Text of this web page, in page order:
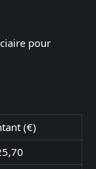
pour
(€)